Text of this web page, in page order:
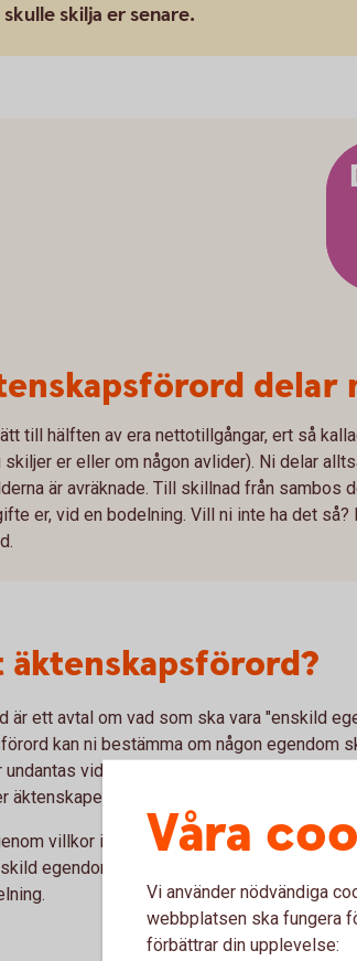
skilja er senare.
delar
till hälften av era nettotillgångar, ert så
er eller om någon avlider). Ni delar
är avräknade. Till skillnad från sambos
er, vid en bodelning. Vill ni inte ha det
äktenskapsförord?
är ett avtal om vad som ska vara "enskild
kan ni bestämma om någon egendom
vid en framtida bodelning. Ni kan
äktenskapet.
villkor i gåva, arv eller testamente, även
egendom och vid en sådan situation
Våra
Vi använder nödvändiga
webbplatsen ska fungera
förbättrar din upplevelse: